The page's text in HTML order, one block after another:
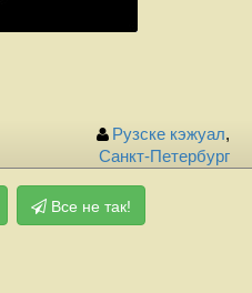
Рузске кэжуал,
Санкт-Петербург
Все не так!